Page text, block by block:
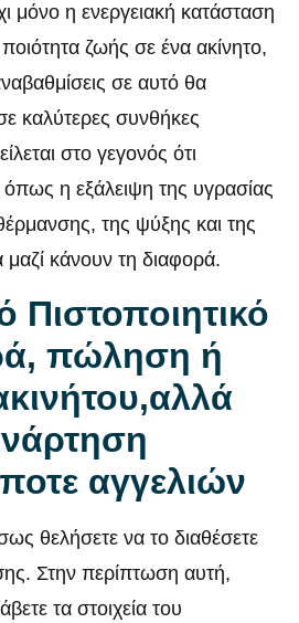
μόνο η ενεργειακή κατάσταση
ζωής σε ένα ακίνητο,
σε αυτό θα
καλύτερες συνθήκες
στο γεγονός ότι
η εξάλειψη της υγρασίας
της ψύξης και της
κάνουν τη διαφορά.
Πιστοποιητικό
πώληση ή
αγγελιών
θελήσετε να το διαθέσετε
Στην περίπτωση αυτή,
τα στοιχεία του